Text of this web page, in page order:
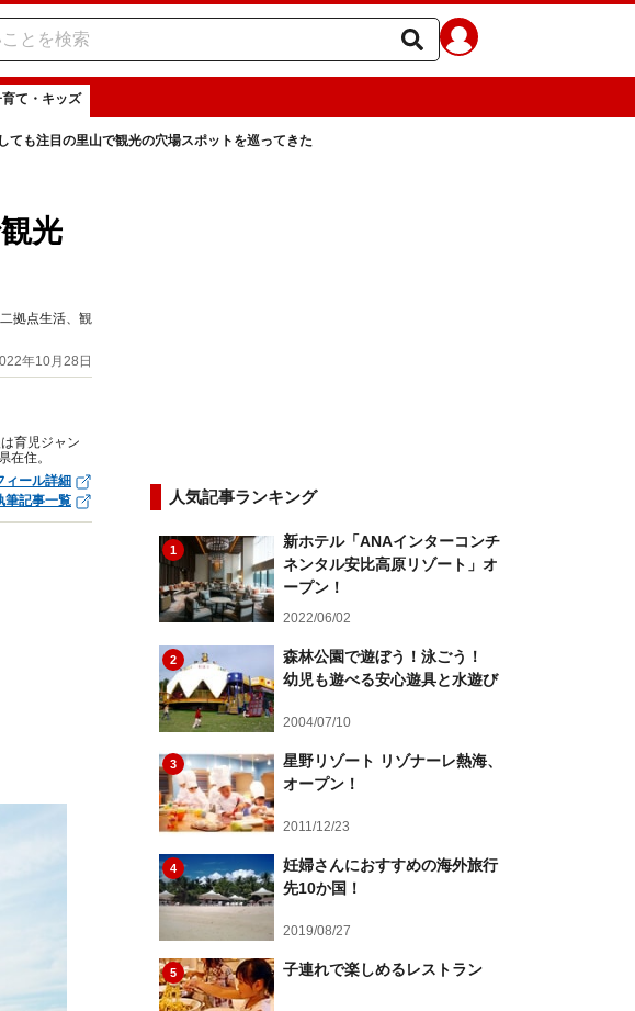
て・キッズ
ても注目の里山で観光の穴場スポットを巡ってきた
光
拠点生活、観
年10月28日
育児ジャン
在住。
ィール詳細
筆記事一覧
人気記事ランキング
1
新ホテル「ANAインターコンチ
ネンタル安比高原リゾート」オ
ープン！
2022/06/02
2
森林公園で遊ぼう！泳ごう！
幼児も遊べる安心遊具と水遊び
2004/07/10
3
星野リゾート リゾナーレ熱海、
オープン！
2011/12/23
4
妊婦さんにおすすめの海外旅行
先10か国！
2019/08/27
5 子連れで楽しめるレストラン